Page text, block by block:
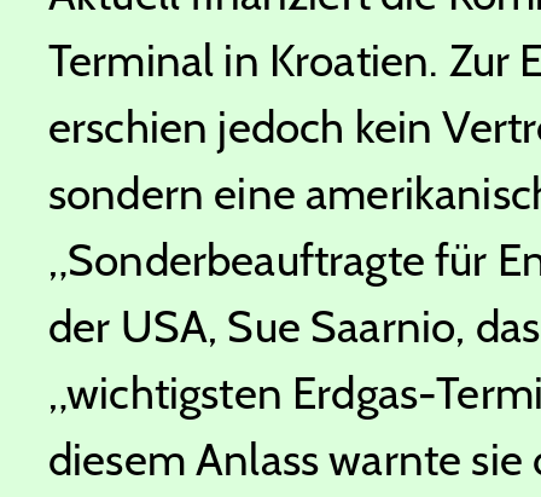
Terminal in Kroatien. Zur
erschien jedoch kein
sondern eine
„Sonderbeauftragte für
der USA, Sue Saarnio,
„wichtigsten Erdgas-
diesem Anlass warnte sie